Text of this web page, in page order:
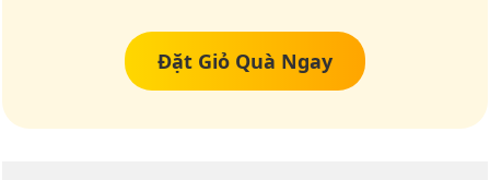
Đặt Giỏ Quà Ngay